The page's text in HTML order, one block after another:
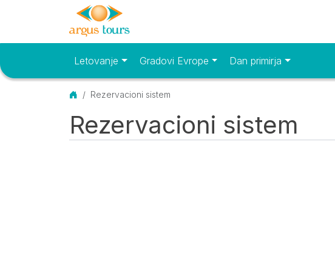
Osnovni meniLetovanje Gradovi Evrope Dan primirja
Početna
Rezervacioni sistem
Rezervacioni sistem